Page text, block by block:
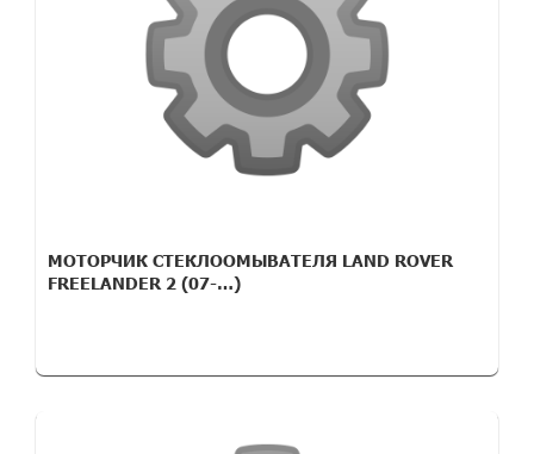
МОТОРЧИК СТЕКЛООМЫВАТЕЛЯ LAND ROVER
FREELANDER 2 (07-…)